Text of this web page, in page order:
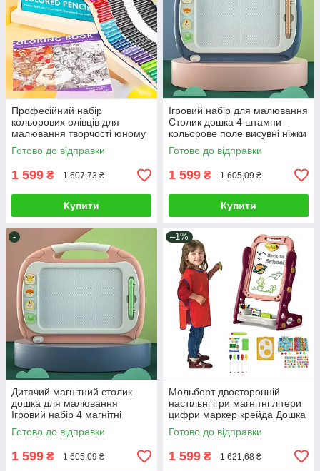
Професійний набір
кольорових олівців для
малювання творчості юному
художнику зі скетчбуком 76
предметів
Готово до відправки
1 599 ₴ 1 607,73 ₴
Купити
Ігровий набір для малювання
Столик дошка 4 штампи
кольорове поле висувні ніжки
ручка з магнітним
наконечником
Готово до відправки
1 599 ₴ 1 605,09 ₴
Купити
-
Дитячий магнітний столик
дошка для малювання
Ігровий набір 4 магнітні
штампи кольорове поле
висувні ніжки
Готово до відправки
1 599 ₴ 1 605,09 ₴
–1%
Мольберт двосторонній
настільні ігри магнітні літери
цифри маркер крейда Дошка
пиши-стирай регульована
висота
Готово до відправки
1 599 ₴ 1 621,68 ₴